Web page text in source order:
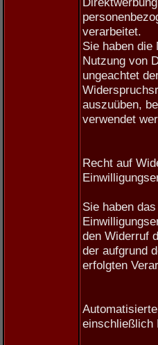
verarbeitet.
Sie haben die
Nutzung von
ungeachtet
auszuüben,
verwendet
Recht auf
Sie haben
den Widerruf
der aufgrund
erfolgten
einschließlich